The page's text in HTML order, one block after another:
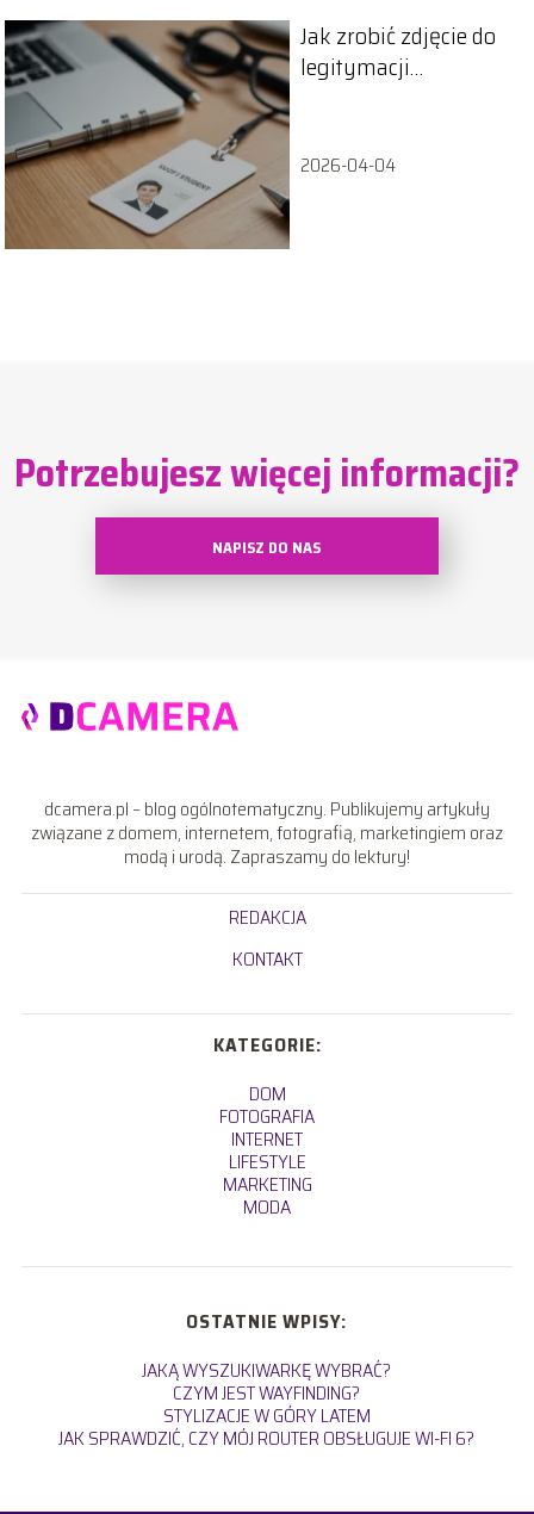
Jak zrobić zdjęcie do
legitymacji
2026-04-04
Potrzebujesz więcej informacji?
NAPISZ DO NAS
dcamera.pl – blog ogólnotematyczny. Publikujemy artykuły
związane z domem, internetem, fotografią, marketingiem oraz
modą i urodą. Zapraszamy do lektury!
REDAKCJA
KONTAKT
KATEGORIE:
DOM
FOTOGRAFIA
INTERNET
LIFESTYLE
MARKETING
MODA
OSTATNIE WPISY:
JAKĄ WYSZUKIWARKĘ WYBRAĆ?
CZYM JEST WAYFINDING?
STYLIZACJE W GÓRY LATEM
JAK SPRAWDZIĆ, CZY MÓJ ROUTER OBSŁUGUJE WI-FI 6?